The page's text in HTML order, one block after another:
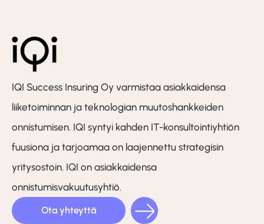
IQI Success Insuring Oy varmistaa asiakkaidensa
liiketoiminnan ja teknologian muutoshankkeiden
onnistumisen. IQI syntyi kahden IT-konsultointiyhtiön
fuusiona ja tarjoamaa on laajennettu strategisin
yritysostoin. IQI on asiakkaidensa
onnistumisvakuutusyhtiö.
Ota yhteyttä